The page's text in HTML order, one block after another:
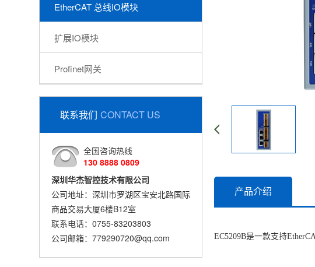
EtherCAT 总线IO模块
扩展IO模块
Profinet网关
联系我们 CONTACT US
全国咨询热线
130 8888 0809
深圳华杰智控技术有限公司
公司地址：深圳市罗湖区宝安北路国际
商品交易大厦6楼B12室
联系电话：0755-83203803
公司邮箱：779290720@qq.com
产品介绍
EC5209B是一款支持